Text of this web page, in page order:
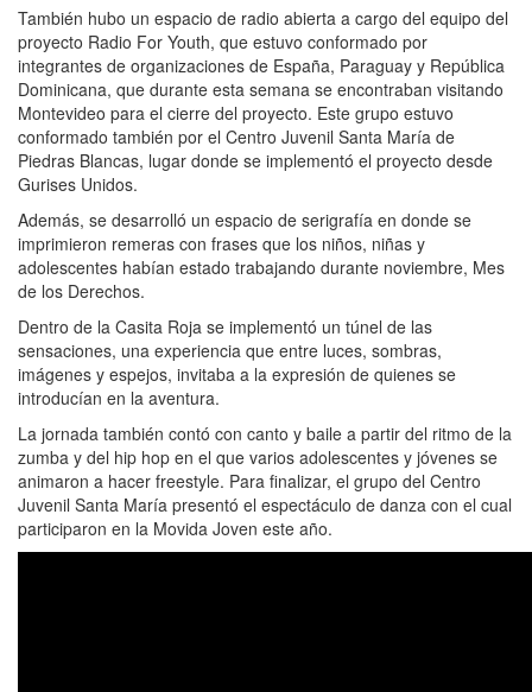
También hubo un espacio de radio abierta a cargo del equipo del
proyecto Radio For Youth, que estuvo conformado por
integrantes de organizaciones de España, Paraguay y República
Dominicana, que durante esta semana se encontraban visitando
Montevideo para el cierre del proyecto. Este grupo estuvo
conformado también por el Centro Juvenil Santa María de
Piedras Blancas, lugar donde se implementó el proyecto desde
Gurises Unidos.
Además, se desarrolló un espacio de serigrafía en donde se
imprimieron remeras con frases que los niños, niñas y
adolescentes habían estado trabajando durante noviembre, Mes
de los Derechos.
Dentro de la Casita Roja se implementó un túnel de las
sensaciones, una experiencia que entre luces, sombras,
imágenes y espejos, invitaba a la expresión de quienes se
introducían en la aventura.
La jornada también contó con canto y baile a partir del ritmo de la
zumba y del hip hop en el que varios adolescentes y jóvenes se
animaron a hacer freestyle. Para finalizar, el grupo del Centro
Juvenil Santa María presentó el espectáculo de danza con el cual
participaron en la Movida Joven este año.